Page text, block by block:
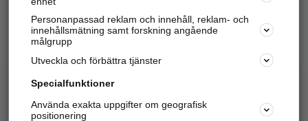
Hitta telefonnummer, adresser, företagsinfo mm.
Marknadsför företaget
Kom igång och annonsera mot
Personanpassad reklam och innehåll, reklam- och
innehållsmätning samt forskning angående
målgrupp
Utveckla och förbättra tjänster
Specialfunktioner
Använda exakta uppgifter om geografisk
positionering